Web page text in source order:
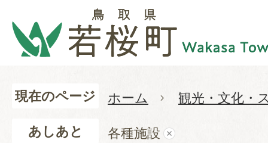
現在のページ ホーム 観光・文化・
あしあと 各種施設